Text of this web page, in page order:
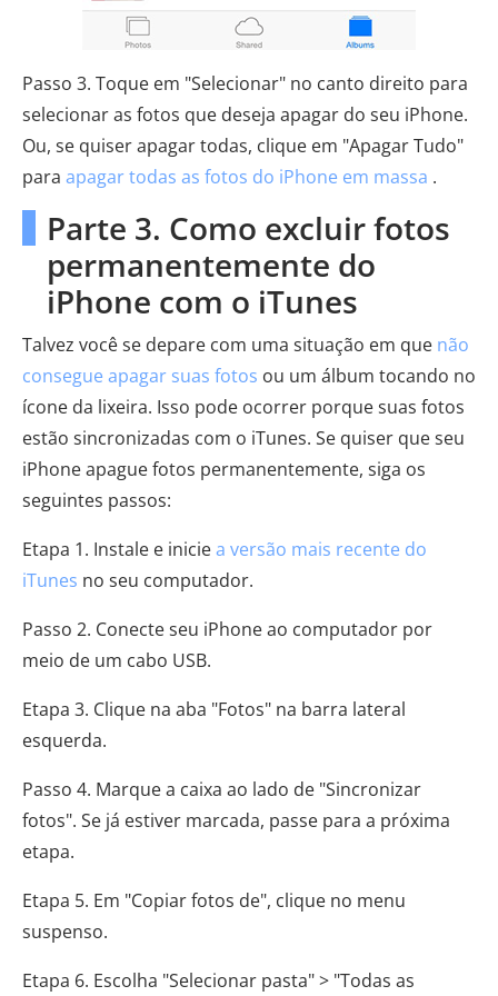
Passo 3. Toque em "Selecionar" no canto direito para
selecionar as fotos que deseja apagar do seu iPhone.
Ou, se quiser apagar todas, clique em "Apagar Tudo"
para apagar todas as fotos do iPhone em massa .
Parte 3. Como excluir fotos
permanentemente do
iPhone com o iTunes
Talvez você se depare com uma situação em que não
consegue apagar suas fotos ou um álbum tocando no
ícone da lixeira. Isso pode ocorrer porque suas fotos
estão sincronizadas com o iTunes. Se quiser que seu
iPhone apague fotos permanentemente, siga os
seguintes passos:
Etapa 1. Instale e iniciea versão mais recente do
iTunes no seu computador.
Passo 2. Conecte seu iPhone ao computador por
meio de um cabo USB.
Etapa 3. Clique na aba "Fotos" na barra lateral
esquerda.
Passo 4. Marque a caixa ao lado de "Sincronizar
fotos". Se já estiver marcada, passe para a próxima
etapa.
Etapa 5. Em "Copiar fotos de", clique no menu
suspenso.
Etapa 6. Escolha "Selecionar pasta" > "Todas as